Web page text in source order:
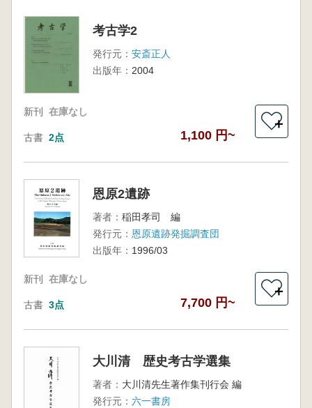
考古学2
発行元： 安斎正人
出版年： 2004
新刊 在庫なし
古書 2点 1,100 円~
＋
恩原2遺跡
著者： 稲田孝司 編
発行元： 恩原遺跡発掘調査団
出版年： 1996/03
新刊 在庫なし
古書 3点 7,700 円~
＋
大川清 歴史考古学選集
著者： 大川清先生著作集刊行会 編
発行元： 六一書房